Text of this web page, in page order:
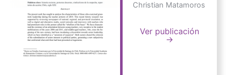
Christian Matamoros
Ver publicación
→